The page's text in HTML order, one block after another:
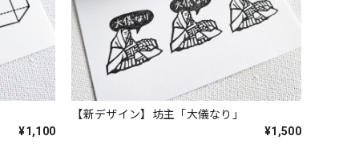
¥1,100
【新デザイン】坊主「大儀なり」
¥1,500